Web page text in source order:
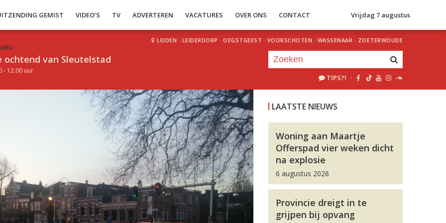
GEMIST VIDEO’S TV ADVERTEREN VACATURES OVER ONS CONTACT Vrijdag 7 augustus
ochtend van Sleutelstad
- 12.00 uur
LEIDEN · LEIDERDORP · OEGSTGEEST · VOORSCHOTEN · WASSENAAR · ZOETERWOUDE
TIPS?! ·
LAATSTE NIEUWS
Woning aan Maartje
Offerspad vier weken dicht
na explosie
6 augustus 2026
Provincie dreigt in te
grijpen bij opvang